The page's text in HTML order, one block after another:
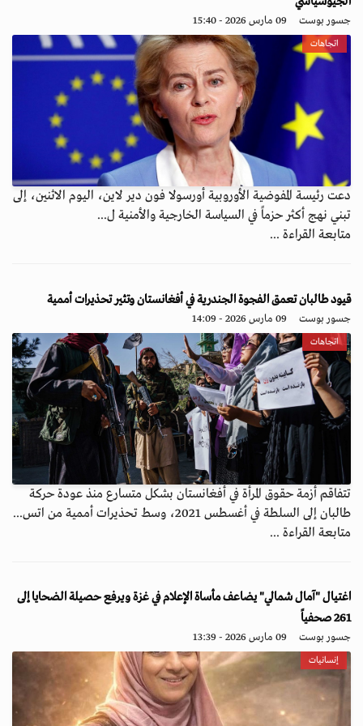
جسور بوست 09 مارس 2026 - 15:40
اتجاهات
دعت رئيسة المفوضية الأوروبية أورسولا فون دير لاين، اليوم الاثنين، إلى
تبني نهج أكثر حزماً في السياسة الخارجية والأمنية ل...
متابعة القراءة ...
قيود طالبان تعمق الفجوة الجندرية في أفغانستان وتثير تحذيرات أممية
جسور بوست 09 مارس 2026 - 14:09
اتجاهات
تتفاقم أزمة حقوق المرأة في أفغانستان بشكل متسارع منذ عودة حركة
طالبان إلى السلطة في أغسطس 2021، وسط تحذيرات أممية من اتس...
متابعة القراءة ...
اغتيال "آمال شمالي" يضاعف مأساة الإعلام في غزة ويرفع حصيلة الضحايا إلى
261 صحفياً
جسور بوست 09 مارس 2026 - 13:39
إنسانيات